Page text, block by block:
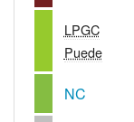
LPGC
Puede
NC